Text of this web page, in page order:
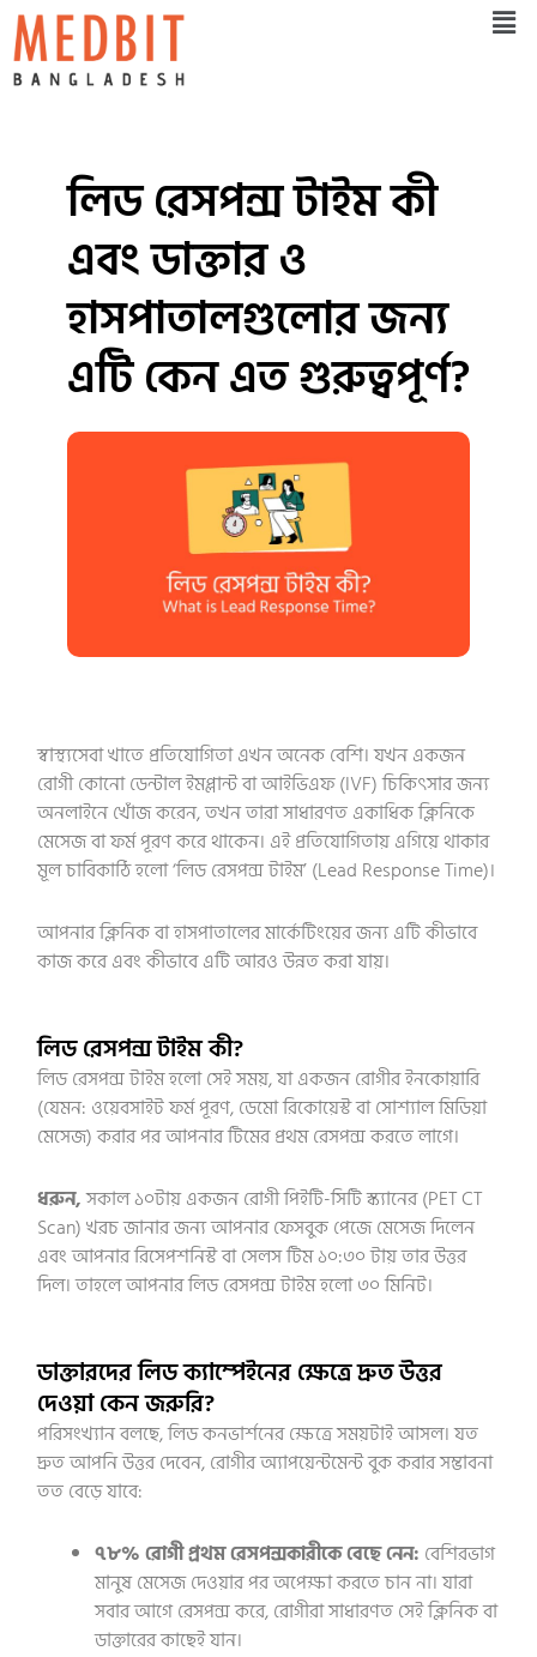
Skip
to
লিড রেসপন্স টাইম কী
এবং ডাক্তার ও
হাসপাতালগুলোর জন্য
এটি কেন এত গুরুত্বপূর্ণ?
স্বাস্থ্যসেবা খাতে প্রতিযোগিতা এখন অনেক বেশি। যখন একজন
রোগী কোনো ডেন্টাল ইমপ্লান্ট বা আইভিএফ (IVF) চিকিৎসার জন্য
অনলাইনে খোঁজ করেন, তখন তারা সাধারণত একাধিক ক্লিনিকে
মেসেজ বা ফর্ম পূরণ করে থাকেন। এই প্রতিযোগিতায় এগিয়ে থাকার
মূল চাবিকাঠি হলো ‘লিড রেসপন্স টাইম’ (Lead Response Time)।
আপনার ক্লিনিক বা হাসপাতালের মার্কেটিংয়ের জন্য এটি কীভাবে
কাজ করে এবং কীভাবে এটি আরও উন্নত করা যায়।
লিড রেসপন্স টাইম কী?
লিড রেসপন্স টাইম হলো সেই সময়, যা একজন রোগীর ইনকোয়ারি
(যেমন: ওয়েবসাইট ফর্ম পূরণ, ডেমো রিকোয়েস্ট বা সোশ্যাল মিডিয়া
মেসেজ) করার পর আপনার টিমের প্রথম রেসপন্স করতে লাগে।
ধরুন,সকাল ১০টায় একজন রোগী পিইটি-সিটি স্ক্যানের (PET CT
Scan) খরচ জানার জন্য আপনার ফেসবুক পেজে মেসেজ দিলেন
এবং আপনার রিসেপশনিস্ট বা সেলস টিম ১০:৩০ টায় তার উত্তর
দিল। তাহলে আপনার লিড রেসপন্স টাইম হলো ৩০ মিনিট।
ডাক্তারদের লিড ক্যাম্পেইনের ক্ষেত্রে দ্রুত উত্তর
দেওয়া কেন জরুরি?
পরিসংখ্যান বলছে, লিড কনভার্শনের ক্ষেত্রে সময়টাই আসল। যত
দ্রুত আপনি উত্তর দেবেন, রোগীর অ্যাপয়েন্টমেন্ট বুক করার সম্ভাবনা
তত বেড়ে যাবে:
৭৮% রোগী প্রথম রেসপন্সকারীকে বেছে নেন: বেশিরভাগ
মানুষ মেসেজ দেওয়ার পর অপেক্ষা করতে চান না। যারা
সবার আগে রেসপন্স করে, রোগীরা সাধারণত সেই ক্লিনিক বা
ডাক্তারের কাছেই যান।